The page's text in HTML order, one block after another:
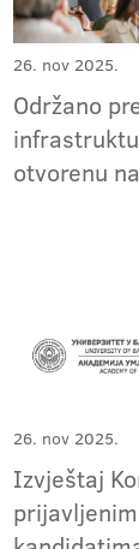
26. nov 2025.
Održano
otvorenu
26. nov 2025.
Izvještaj
prijavljenim